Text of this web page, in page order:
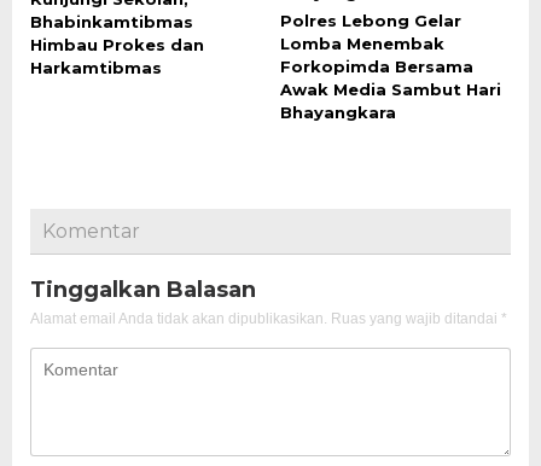
Bhabinkamtibmas
Himbau Prokes dan
Harkamtibmas
Polres Lebong Gelar
Lomba Menembak
Forkopimda Bersama
Awak Media Sambut Hari
Bhayangkara
Komentar
Tinggalkan Balasan
Alamat email Anda tidak akan dipublikasikan. Ruas yang wajib ditandai *